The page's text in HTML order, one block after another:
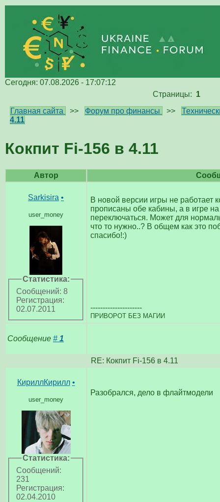
Сегодня: 07.08.2026 - 17:07:12
Страницы: 1
Главная сайта
>> Форум про финансы >>
4.11
Кокпит Fi-156 в 4.11
Автор
Sarkisira •
user_money
Статистика:
Сообщений: 8
Регистрация:
02.07.2011
В новой версии игры не работает
прописаны обе кабины, а в игре на
переключаться. Может для
что то нужно..? В общем как это
спасибо!:)
---------------------
ПРИВОРОТ БЕЗ МАГИИ
Сообщение # 1
RE: Кокпит Fi-156 в 4.11
КириллКирилл •
user_money
Статистика:
Сообщений:
231
Регистрация:
02.04.2010
Разобрался, дело в флайтмодели